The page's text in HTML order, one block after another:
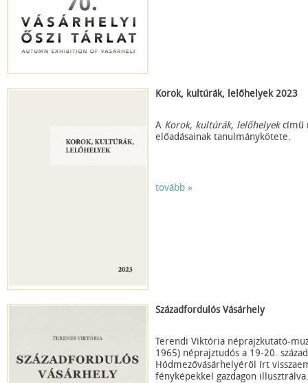
Korok, kultúrák, lelőhelyek 2023
A Korok, kultúrák, lelőhelyekcímű
előadásainak tanulmánykötete.
tovább »
Századfordulós Vásárhely
Terendi Viktória néprajzkutató-
1965) néprajztudós a 19-20.
Hódmezővásárhelyéről írt
fényképekkel gazdagon illusztrálva.